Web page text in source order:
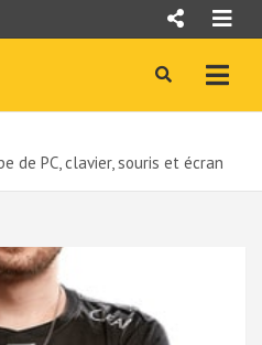
de PC, clavier, souris et écran